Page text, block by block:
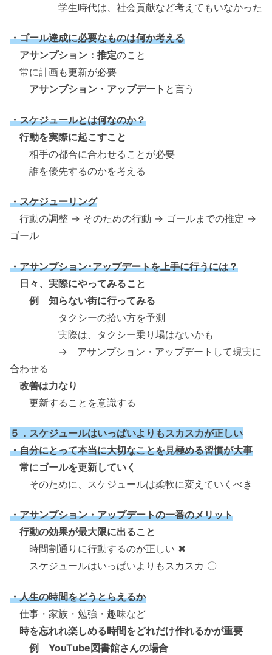
学生時代は、社会貢献など考えてもいなかった
・ゴール達成に必要なものは何か考える
アサンプション：推定のこと
常に計画も更新が必要
アサンプション・アップデート と言う
・スケジュールとは何なのか？
行動を実際に起こすこと
相手の都合に合わせることが必要
誰を優先するのかを考える
・スケジューリング
行動の調整 → そのための行動 → ゴールまでの推定 →
ゴール
・アサンプション･アップデートを上手に行うには？
日々、実際にやってみること
例 知らない街に行ってみる
タクシーの拾い方を予測
実際は、タクシー乗り場はないかも
→ アサンプション・アップデートして現実に
合わせる
改善は力なり
更新することを意識する
５．スケジュールはいっぱいよりもスカスカが正しい
・自分にとって本当に大切なことを見極める習慣が大事
常にゴールを更新していく
そのために、スケジュールは柔軟に変えていくべき
・アサンプション・アップデートの一番のメリット
行動の効果が最大限に出ること
時間割通りに行動するのが正しい ✖
スケジュールはいっぱいよりもスカスカ 〇
・人生の時間をどうとらえるか
仕事・家族・勉強・趣味など
時を忘れれ楽しめる時間をどれだけ作れるかが重要
例 YouTube図書館さんの場合